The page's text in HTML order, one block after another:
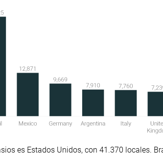
es Estados Unidos, con 41.370 locales.